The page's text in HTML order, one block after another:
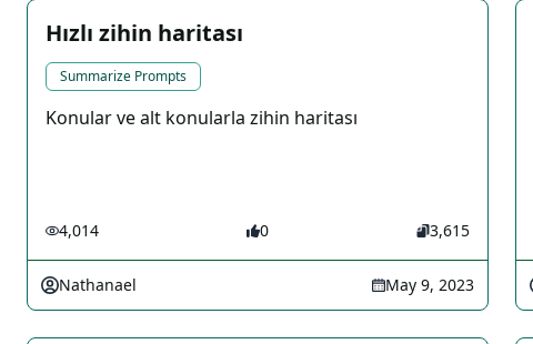
Hızlı zihin haritası
Summarize Prompts
Konular ve alt konularla zihin haritası
4,014 0 3,615
Nathanael May 9, 2023